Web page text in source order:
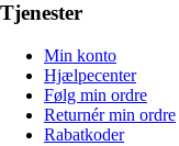
Tjenester
Min konto
Hjælpecenter
Følg min ordre
Returnér min ordre
Rabatkoder